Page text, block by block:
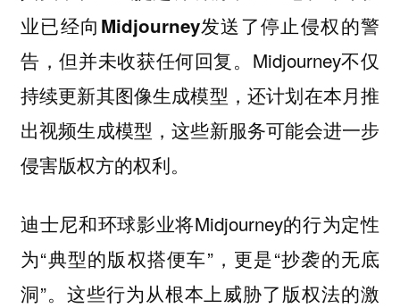
业已经向Midjourney发送了停止侵权的警
告 ，但并未收获任何回复。Midjourney不仅
持续更新其图像生成模型，还计划在本月推
出视频生成模型，这些新服务可能会进一步
侵害版权方的权利。
迪士尼和环球影业将Midjourney的行为定性
为“典型的版权搭便车”，更是“抄袭的无底
洞”。这些行为从根本上威胁了版权法的激